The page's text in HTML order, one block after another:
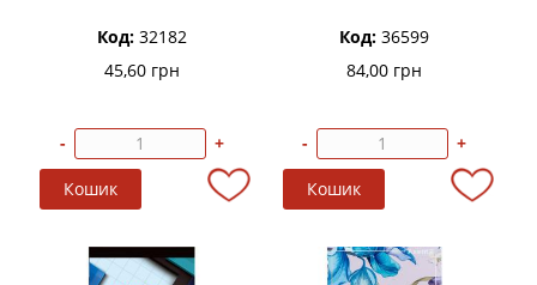
Код: 32182
45,60 грн
- +
Код:36599
84,00 грн
- +